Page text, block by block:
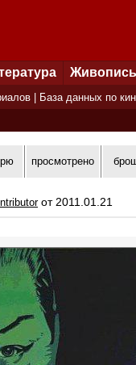
Живопись
База данных по
просмотрено
от 2011.01.21